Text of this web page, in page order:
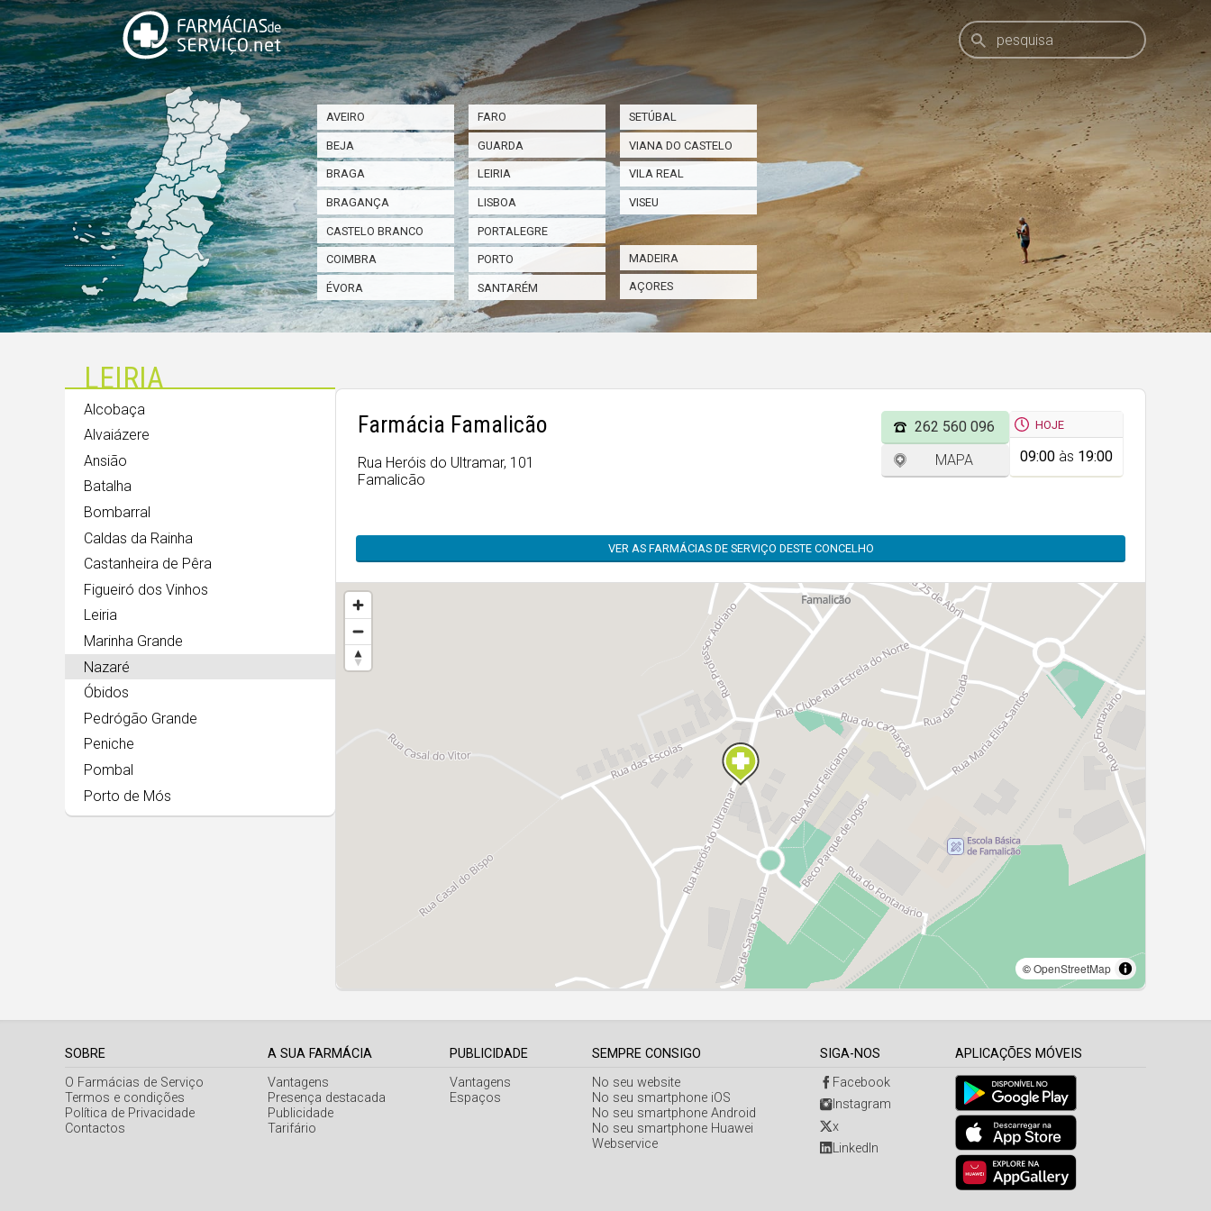
AVEIRO
BEJA
BRAGA
BRAGANÇA
CASTELO BRANCO
COIMBRA
ÉVORA
FARO
GUARDA
LEIRIA
LISBOA
PORTALEGRE
PORTO
SANTARÉM
SETÚBAL
VIANA DO CASTELO
VILA REAL
VISEU
MADEIRA
AÇORES
LEIRIA
Alcobaça
Alvaiázere
Ansião
Batalha
Bombarral
Caldas da Rainha
Castanheira de Pêra
Figueiró dos Vinhos
Leiria
Marinha Grande
Nazaré
Óbidos
Pedrógão Grande
Peniche
Pombal
Porto de Mós
Farmácia Famalicão
Rua Heróis do Ultramar, 101
Famalicão
262 560 096
MAPA
HOJE
09:00às 19:00
VER AS FARMÁCIAS DE SERVIÇO DESTE CONCELHO
SOBRE
O Farmácias de Serviço
Termos e condições
Política de Privacidade
Contactos
A SUA FARMÁCIA
Vantagens
Presença destacada
Publicidade
Tarifário
PUBLICIDADE
Vantagens
Espaços
SEMPRE CONSIGO
No seu website
No seu smartphone iOS
No seu smartphone Android
No seu smartphone Huawei
Webservice
SIGA-NOS
Facebook
Instagram
x
LinkedIn
APLICAÇÕES MÓVEIS